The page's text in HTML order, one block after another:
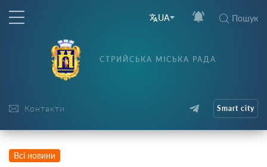
UA Пошук
Контакти
СТРИЙСЬКА МІСЬКА РАДА
Smart city
Всі новини